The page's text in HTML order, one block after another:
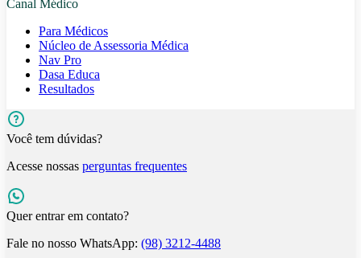
Canal Médico
Para Médicos
Núcleo de Assessoria Médica
Nav Pro
Dasa Educa
Resultados
Você tem dúvidas?
Acesse nossas perguntas frequentes
Quer entrar em contato?
Fale no nosso WhatsApp: (98) 3212-4488